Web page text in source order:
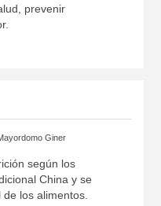
prevenir
Giner
según los
China y se
los alimentos.